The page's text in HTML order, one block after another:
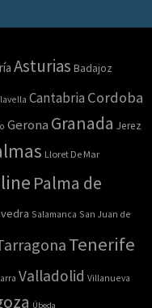
Asturias Badajoz
Cantabria Cordoba
Gerona Granada Jerez
Lloret De Mar
Palma de
Salamanca San Juan de
Tenerife
Valladolid Villanueva
Úbeda